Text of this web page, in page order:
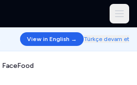
View in English → Türkçe devam et
FaceFood